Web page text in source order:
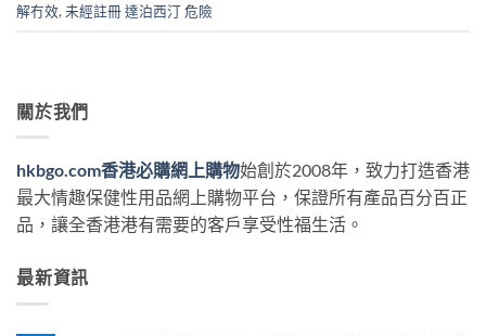
解冇效, 未經註冊 達泊西汀 危險
關於我們
hkbgo.com香港必購網上購物始創於2008年，致力打造香港
最大情趣保健性用品網上購物平台，保證所有產品百分百正
品，讓全香港港有需要的客戶享受性福生活。
最新資訊